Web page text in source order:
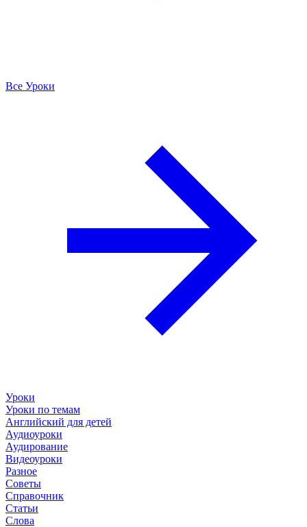
Все Уроки
Уроки
Уроки по темам
Английский для детей
Аудиоуроки
Аудирование
Видеоуроки
Разное
Советы
Справочник
Статьи
Слова